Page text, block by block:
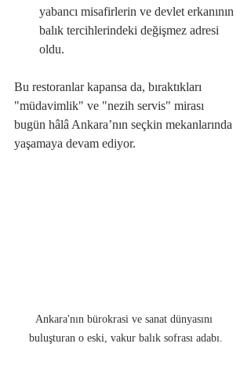
yabancı misafirlerin ve devlet erkanının
balık tercihlerindeki değişmez adresi
oldu.
Bu restoranlar kapansa da, bıraktıkları
"müdavimlik" ve "nezih servis" mirası
bugün hâlâ Ankara’nın seçkin mekanlarında
yaşamaya devam ediyor.
Ankara'nın bürokrasi ve sanat dünyasını
buluşturan o eski, vakur balık sofrası adabı.